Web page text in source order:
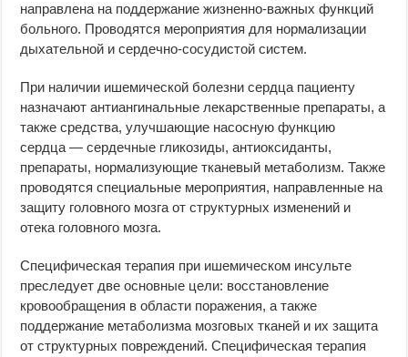
направлена на поддержание жизненно-важных функций
больного. Проводятся мероприятия для нормализации
дыхательной и сердечно-сосудистой систем.
При наличии ишемической болезни сердца пациенту
назначают антиангинальные лекарственные препараты, а
также средства, улучшающие насосную функцию
сердца — сердечные гликозиды, антиоксиданты,
препараты, нормализующие тканевый метаболизм. Также
проводятся специальные мероприятия, направленные на
защиту головного мозга от структурных изменений и
отека головного мозга.
Специфическая терапия при ишемическом инсульте
преследует две основные цели: восстановление
кровообращения в области поражения, а также
поддержание метаболизма мозговых тканей и их защита
от структурных повреждений. Специфическая терапия